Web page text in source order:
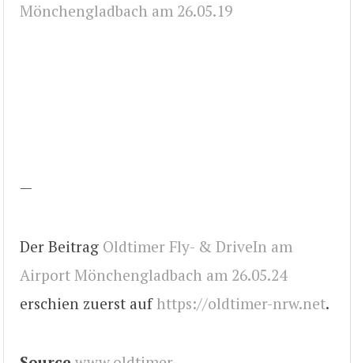
Mönchengladbach am 26.05.19
—
Der Beitrag Oldtimer Fly- & DriveIn am
Airport Mönchengladbach am 26.05.24
erschien zuerst auf https://oldtimer-nrw.net.